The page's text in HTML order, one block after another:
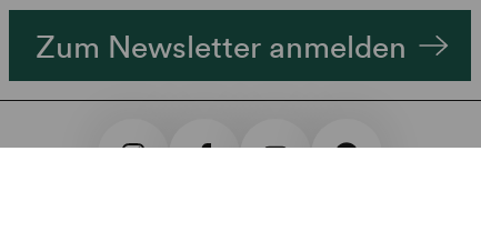
Zum Newsletter anmelden